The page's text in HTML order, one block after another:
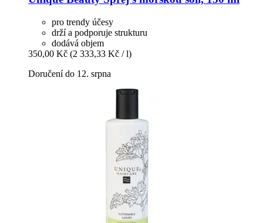
pro trendy účesy
drží a podporuje strukturu
dodává objem
350,00 Kč (2 333,33 Kč / l)
Doručení do 12. srpna